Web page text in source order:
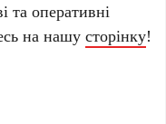
та оперативні
на нашусторінку!